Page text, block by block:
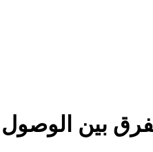
بين